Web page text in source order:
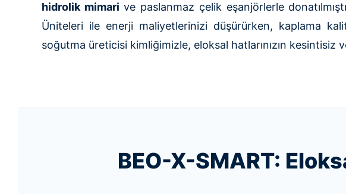
hidrolik mimari ve paslanmaz çelik eşanjörlerle
Üniteleri ile enerji maliyetlerinizi düşürürken, kaplama
soğutma üreticisi kimliğimizle, eloksal hatlarınızın
BEO-X-SMART: